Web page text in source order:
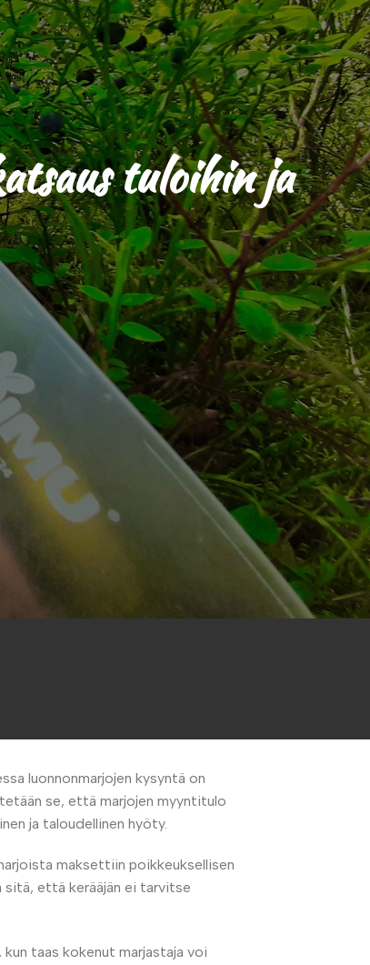
tuloihin ja
luonnonmarjojen kysyntä on
se, että marjojen myyntitulo
ja taloudellinen hyöty.
maksettiin poikkeuksellisen
sitä, että kerääjän ei tarvitse
taas kokenut marjastaja voi